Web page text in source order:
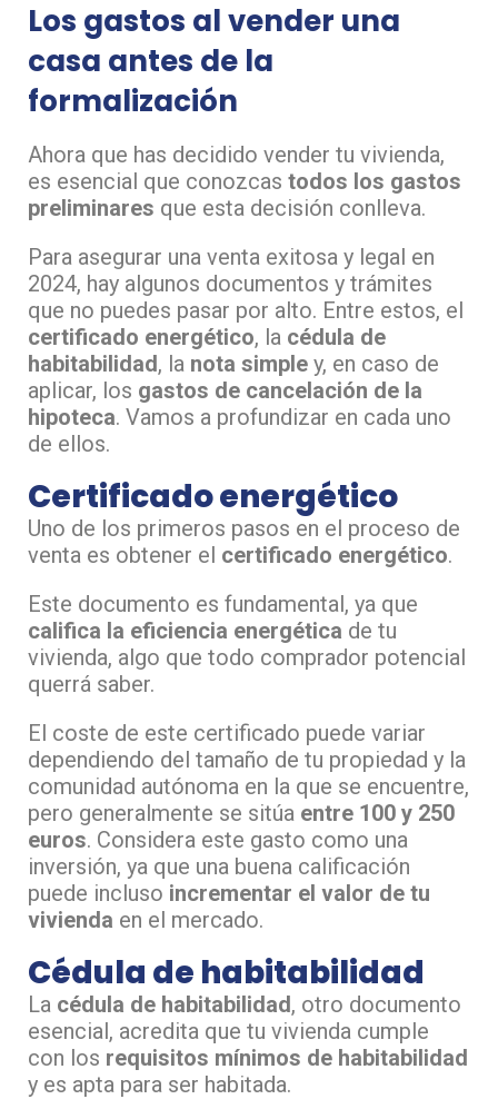
Los gastos al vender una
casa antes de la
formalización
Ahora que has decidido vender tu vivienda,
es esencial que conozcas todos los gastos
preliminares que esta decisión conlleva.
Para asegurar una venta exitosa y legal en
2024, hay algunos documentos y trámites
que no puedes pasar por alto. Entre estos, el
certificado energético, la cédula de
habitabilidad, la nota simple y, en caso de
aplicar, los gastos de cancelación de la
hipoteca. Vamos a profundizar en cada uno
de ellos.
Certificado energético
Uno de los primeros pasos en el proceso de
venta es obtener el certificado energético.
Este documento es fundamental, ya que
califica la eficiencia energética de tu
vivienda, algo que todo comprador potencial
querrá saber.
El coste de este certificado puede variar
dependiendo del tamaño de tu propiedad y la
comunidad autónoma en la que se encuentre,
pero generalmente se sitúa entre 100 y 250
euros. Considera este gasto como una
inversión, ya que una buena calificación
puede incluso incrementar el valor de tu
vivienda en el mercado.
Cédula de habitabilidad
La cédula de habitabilidad, otro documento
esencial, acredita que tu vivienda cumple
con los requisitos mínimos de habitabilidad
y es apta para ser habitada.